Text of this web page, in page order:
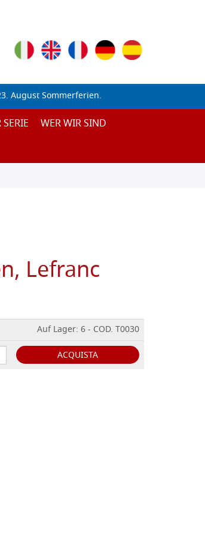
August Sommerferien.
WER WIR SIND
Lefranc
Auf Lager: 6 - COD. T0030
ACQUISTA